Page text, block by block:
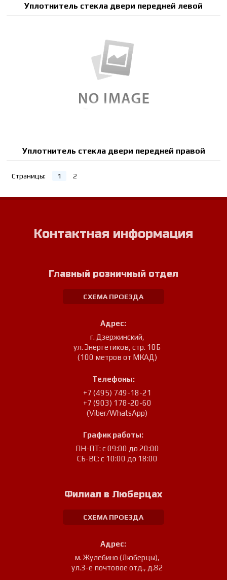
Уплотнитель стекла двери передней левой
Уплотнитель стекла двери передней правой
Страницы: 1 2
Контактная информация
Главный розничный отдел
СХЕМА ПРОЕЗДА
Адрес:
г. Дзержинский,
ул. Энергетиков, стр. 10Б
(100 метров от МКАД)
Телефоны:
+7 (495) 749-18-21
+7 (903) 178-20-60
(Viber/WhatsApp)
График работы:
ПН-ПТ: с 09:00 до 20:00
СБ-ВС: с 10:00 до 18:00
Филиал в Люберцах
СХЕМА ПРОЕЗДА
Адрес:
м. Жулебино (Люберцы),
ул.3-е почтовое отд., д.82